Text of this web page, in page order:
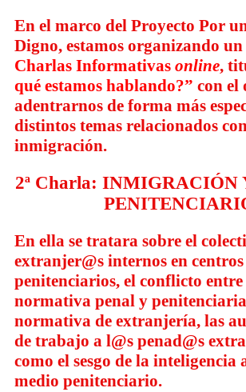
En el marco del Proyecto Por
Digno, estamos organizando un
Charlas Informativas online,
qué estamos hablando?” con el
adentrarnos de forma más
distintos temas relacionados
inmigración.
2ª Charla: INMIGRACIÓN
En ella se tratara sobre el
extranjer@s internos en centros
penitenciarios, el conflicto
normativa penal y
normativa de extranjería, las
de trabajo a l@s penad@s
como el sesgo de la
medio penitenciario.